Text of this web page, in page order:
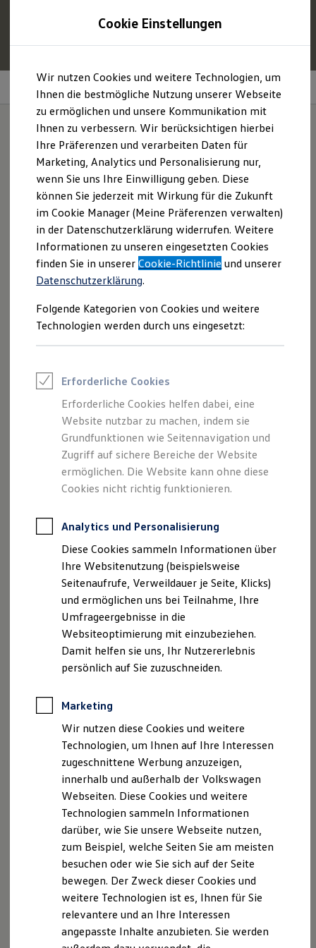
Hauptinhalt
springen
Footer
springen
Profitieren Sie von bis zu6.000 € 1
VolkswagenID. oder
Hybridmodelle.
Mehr zur E‑Auto-Förderung
Modelle und Konfigurator
Konfigurator
Modelle vergleichen
Konfiguration laden
Autosuche
Elektroautos
ENERGY Sondermodelle
Nutzfahrzeuge
SUV und CUV
Familienautos
Kombis
Kompaktwagen
Sportwagen
Schnell verfügbare Fahrzeuge
Angebote und Produkte
Aktuelle Angebote
E-Auto-Förderung
Volkswagen Marktplatz
Elektromobilität bei Gebrauchtwagen
Saisonangebote
Reifenpakete
Leasing
Leasing-Angebote
Gebrauchtwagen Leasing
Junge Gebrauchtwagen-Leasing
Elektroauto Leasing
Kleinwagen-Leasing
Autokredit mit Schlussrate
Versicherungen und Garantien
Kfz-Versicherung
Restschuldversicherungen
Garantien
Wartungsverträge
Geschäftskunden
Professional Class bei Volkswagen
Großkunden
Behörden
Direktkunden
Sonderfahrzeuge
Elektromobilität
Elektroautos
Elektrofahrzeugkonzepte
ID. EVERY1
Reichweite
Reichweite der ID. Modelle
Reichweite im Winter
Rekuperation
Laden
Laden unterwegs
Laden Zuhause
Ladestationen finden
Ladezeitensimulator
Sicherheit
Garantie und Lebensdauer
Nachhaltigkeit
Kosten und Kauf
Upgrades
Wie wär's mit einem
Upgrade?
Viele Funktionen lassen sich (ab der ID. Software 3.0 ab
Werk) auch als Upgrade 3 nachträglich freischalten –
die Navigation für das Infotainment-Paket „Ready 2
Discover“, der Fernlichtassistent „Light Assist“, die
automatische Distanzregelung ACC oder die
Ambientebeleuchtung (mehrfarbig) mit 30 Farben.
Das konkret verfügbare Angebot ist dabei fahrzeug- und
modellabhängig und kann im In-Car Shop und Volkswagen
Shop eingesehen werden.
Mehr zu Upgrades
Impressum
Nutzungsbedingungen
Lizenzhinweise Dritter
Angaben zum Digital Services Act (DSA)
EU Data Act
Produktsicherheitsinformationen
Vertrag Widerrufen
Disclaimer von Volkswagen AG
Abbildung kann je nach Software-Version vom
Auslieferungsstand abweichen.
Für den Erwerb von Upgrades benötigen Sie ein Volkswagen
ID Benutzerkonto, einen gültigen VW Connect/ We
Vertrag und Ihre Verifizierung als Hauptnutzer, das bedeutet
die Verknüpfung Ihres Benutzerkontos mit dem konkreten
Fahrzeug. Weiterhin ist es erforderlich, dass das Fahrzeug
Cookie Einstellungen
Wir nutzen Cookies und weitere Technologien, um
Ihnen die bestmögliche Nutzung unserer Webseite
zu ermöglichen und unsere Kommunikation mit
Ihnen zu verbessern. Wir berücksichtigen hierbei
Ihre Präferenzen und verarbeiten Daten für
Marketing, Analytics und Personalisierung nur,
wenn Sie uns Ihre Einwilligung geben. Diese
können Sie jederzeit mit Wirkung für die Zukunft
im Cookie Manager (Meine Präferenzen verwalten)
in der Datenschutzerklärung widerrufen. Weitere
Informationen zu unseren eingesetzten Cookies
finden Sie in unsererCookie-Richtlinie und unserer
Datenschutzerklärung.
Folgende Kategorien von Cookies und weitere
Technologien werden durch uns eingesetzt:
Erforderliche Cookies
Erforderliche Cookies helfen dabei, eine
Website nutzbar zu machen, indem sie
Grundfunktionen wie Seitennavigation und
Zugriff auf sichere Bereiche der Website
ermöglichen. Die Website kann ohne diese
Cookies nicht richtig funktionieren.
Analytics und Personalisierung
Diese Cookies sammeln Informationen über
Ihre Websitenutzung (beispielsweise
Seitenaufrufe, Verweildauer je Seite, Klicks)
und ermöglichen uns bei Teilnahme, Ihre
Umfrageergebnisse in die
Websiteoptimierung mit einzubeziehen.
Damit helfen sie uns, Ihr Nutzererlebnis
persönlich auf Sie zuzuschneiden.
Marketing
Wir nutzen diese Cookies und weitere
Technologien, um Ihnen auf Ihre Interessen
zugeschnittene Werbung anzuzeigen,
innerhalb und außerhalb der Volkswagen
Webseiten. Diese Cookies und weitere
Technologien sammeln Informationen
darüber, wie Sie unsere Webseite nutzen,
zum Beispiel, welche Seiten Sie am meisten
besuchen oder wie Sie sich auf der Seite
bewegen. Der Zweck dieser Cookies und
weitere Technologien ist es, Ihnen für Sie
relevantere und an Ihre Interessen
angepasste Inhalte anzubieten. Sie werden